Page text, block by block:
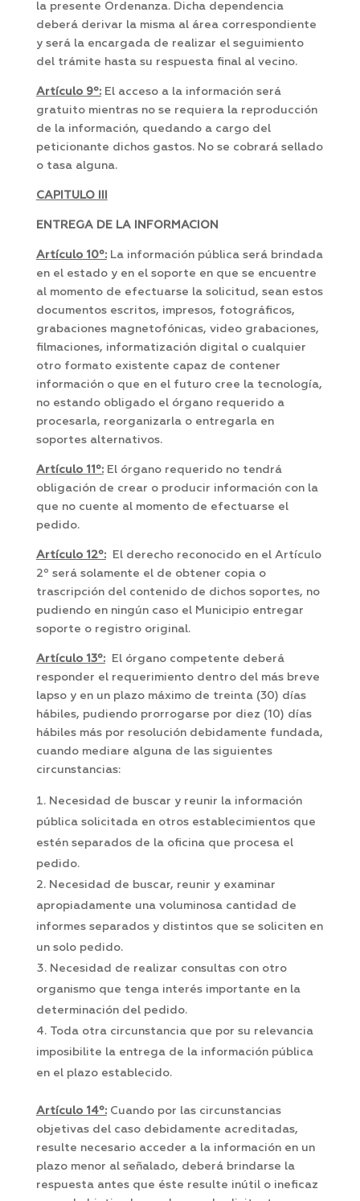
la presente Ordenanza. Dicha dependencia
deberá derivar la misma al área correspondiente
y será la encargada de realizar el seguimiento
del trámite hasta su respuesta final al vecino.
Artículo 9º:El acceso a la información será
gratuito mientras no se requiera la reproducción
de la información, quedando a cargo del
peticionante dichos gastos. No se cobrará sellado
o tasa alguna.
CAPITULO III
ENTREGA DE LA INFORMACION
Artículo 10º:La información pública será brindada
en el estado y en el soporte en que se encuentre
al momento de efectuarse la solicitud, sean estos
documentos escritos, impresos, fotográficos,
grabaciones magnetofónicas, video grabaciones,
filmaciones, informatización digital o cualquier
otro formato existente capaz de contener
información o que en el futuro cree la tecnología,
no estando obligado el órgano requerido a
procesarla, reorganizarla o entregarla en
soportes alternativos.
Artículo 11º:El órgano requerido no tendrá
obligación de crear o producir información con la
que no cuente al momento de efectuarse el
pedido.
Artículo 12º:El derecho reconocido en el Artículo
2º será solamente el de obtener copia o
trascripción del contenido de dichos soportes, no
pudiendo en ningún caso el Municipio entregar
soporte o registro original.
Artículo 13º:El órgano competente deberá
responder el requerimiento dentro del más breve
lapso y en un plazo máximo de treinta (30) días
hábiles, pudiendo prorrogarse por diez (10) días
hábiles más por resolución debidamente fundada,
cuando mediare alguna de las siguientes
circunstancias:
Necesidad de buscar y reunir la información
pública solicitada en otros establecimientos que
estén separados de la oficina que procesa el
pedido.
Necesidad de buscar, reunir y examinar
apropiadamente una voluminosa cantidad de
informes separados y distintos que se soliciten en
un solo pedido.
Necesidad de realizar consultas con otro
organismo que tenga interés importante en la
determinación del pedido.
Toda otra circunstancia que por su relevancia
imposibilite la entrega de la información pública
en el plazo establecido.
Artículo 14º:Cuando por las circunstancias
objetivas del caso debidamente acreditadas,
resulte necesario acceder a la información en un
plazo menor al señalado, deberá brindarse la
respuesta antes que éste resulte inútil o ineficaz